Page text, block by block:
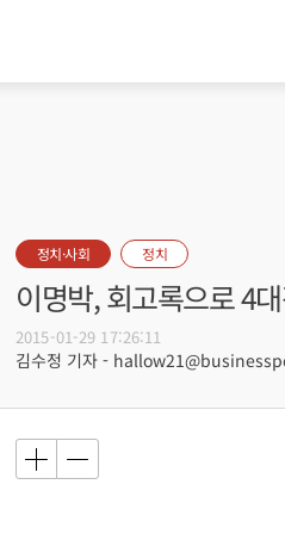
정치·사회 정치
이명박, 회고록으로 4
2015-01-29 17:26:11
김수정 기자 -